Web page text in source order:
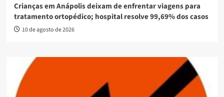
Crianças em Anápolis deixam de enfrentar viagens para
tratamento ortopédico; hospital resolve 99,69% dos casos
10 de agosto de 2026